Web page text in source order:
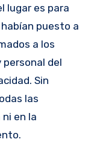
lugar es para
puesto a
a los
del
Sin
las
en la